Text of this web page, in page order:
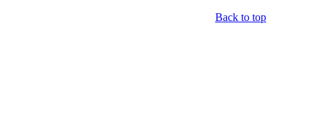
Back to top